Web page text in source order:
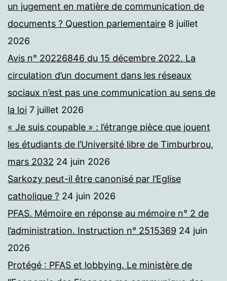
un jugement en matière de communication de
documents ? Question parlementaire 8 juillet
2026
Avis n° 20226846 du 15 décembre 2022. La
circulation d’un document dans les réseaux
sociaux n’est pas une communication au sens de
la loi 7 juillet 2026
« Je suis coupable » : l’étrange pièce que jouent
les étudiants de l’Université libre de Timburbrou,
mars 2032 24 juin 2026
Sarkozy peut-il être canonisé par l’Eglise
catholique ? 24 juin 2026
PFAS. Mémoire en réponse au mémoire n° 2 de
l’administration. Instruction n° 2515369 24 juin
2026
Protégé : PFAS et lobbying. Le ministère de